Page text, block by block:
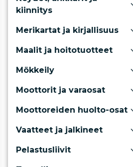
kiinnitys
Merikartat ja kirjallisuus
Maalit ja hoitotuotteet
Mökkeily
Moottorit ja varaosat
Moottoreiden huolto-osat
Vaatteet ja jalkineet
Pelastusliivit